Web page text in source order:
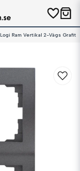
Logi Ram Vertikal 2-Vägs Grafit